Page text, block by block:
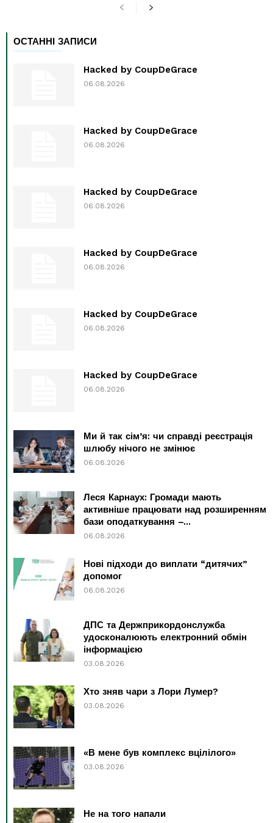
ОСТАННІ ЗАПИСИ
Hacked by CoupDeGrace
06.08.2026
Hacked by CoupDeGrace
06.08.2026
Hacked by CoupDeGrace
06.08.2026
Hacked by CoupDeGrace
06.08.2026
Hacked by CoupDeGrace
06.08.2026
Hacked by CoupDeGrace
06.08.2026
Ми й так сім’я: чи справді реєстрація
шлюбу нічого не змінює
06.08.2026
Леся Карнаух: Громади мають
активніше працювати над розширенням
бази оподаткування –...
06.08.2026
Нові підходи до виплати “дитячих”
допомог
06.08.2026
ДПС та Держприкордонслужба
удосконалюють електронний обмін
інформацією
03.08.2026
Хто зняв чари з Лори Лумер?
03.08.2026
«В мене був комплекс вцілілого»
03.08.2026
Не на того напали